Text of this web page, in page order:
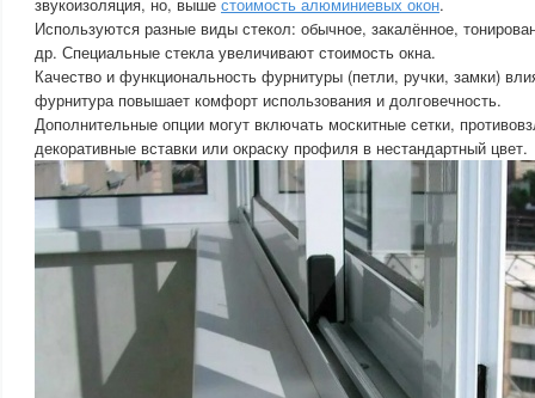
Используются разные виды стекол: обычное, закалённое,
др. Специальные стекла увеличивают стоимость окна.
Качество и функциональность фурнитуры (петли, ручки, замки)
фурнитура повышает комфорт использования и долговечность.
Дополнительные опции могут включать москитные сетки,
декоративные вставки или окраску профиля в нестандартный цвет.